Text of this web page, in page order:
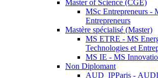
Master of Science (CGE)
MSc Entrepreneurs -
Entrepreneurs
Mastère spécialisé (Master)
MS ETRE - MS
Technologies et
MS IE - MS
Non Diplomant
AUD_IPParis -